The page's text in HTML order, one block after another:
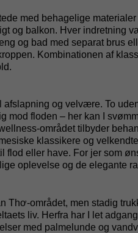
med behagelige
og balkon. Hver indretning
og bad med separat brus
Kombinationen af
og velvære. To
mod floden – her kan I
området tilbyder
klassikere og
flod eller have. For jer som
oplevelse og de elegante
Thơ-området, men stadig
liv. Herfra har I let
med palmelunde og